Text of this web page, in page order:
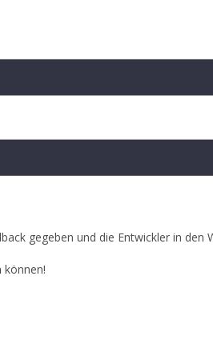
gegeben und die Entwickler in den
können!